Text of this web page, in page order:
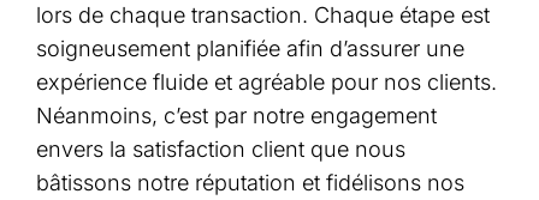
lors de chaque transaction. Chaque étape est
soigneusement planifiée afin d’assurer une
expérience fluide et agréable pour nos clients.
Néanmoins, c’est par notre engagement
envers la satisfaction client que nous
bâtissons notre réputation et fidélisons nos